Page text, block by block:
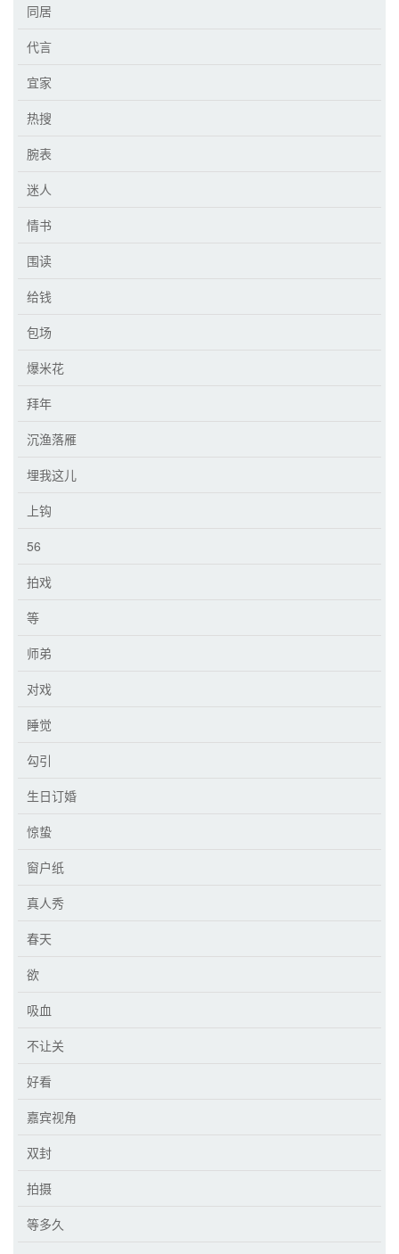
同居
代言
宜家
热搜
腕表
迷人
情书
围读
给钱
包场
爆米花
拜年
沉渔落雁
埋我这儿
上钩
56
拍戏
等
师弟
对戏
睡觉
勾引
生日订婚
惊蛰
窗户纸
真人秀
春天
欲
吸血
不让关
好看
嘉宾视角
双封
拍摄
等多久